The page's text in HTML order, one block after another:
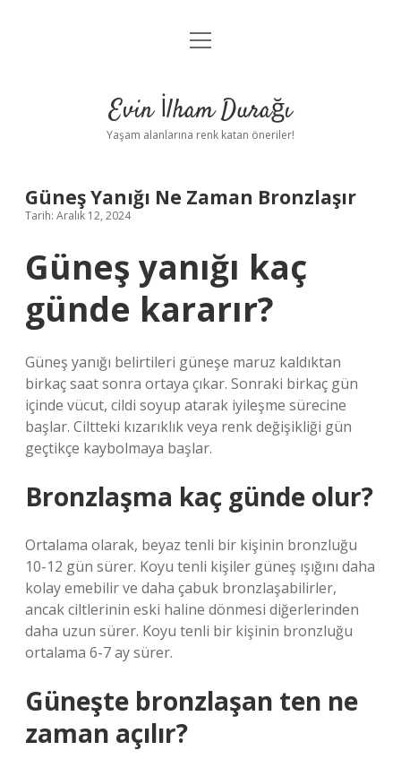
Anasayfa
Yasal Uyarı
menüyü
Evin İlham Durağı
Yaşam alanlarına renk katan öneriler!
Güneş Yanığı Ne Zaman Bronzlaşır
Tarih: Aralık 12, 2024
Güneş yanığı kaç
günde kararır?
Güneş yanığı belirtileri güneşe maruz kaldıktan
birkaç saat sonra ortaya çıkar. Sonraki birkaç gün
içinde vücut, cildi soyup atarak iyileşme sürecine
başlar. Ciltteki kızarıklık veya renk değişikliği gün
geçtikçe kaybolmaya başlar.
Bronzlaşma kaç günde olur?
Ortalama olarak, beyaz tenli bir kişinin bronzluğu
10-12 gün sürer. Koyu tenli kişiler güneş ışığını daha
kolay emebilir ve daha çabuk bronzlaşabilirler,
ancak ciltlerinin eski haline dönmesi diğerlerinden
daha uzun sürer. Koyu tenli bir kişinin bronzluğu
ortalama 6-7 ay sürer.
Güneşte bronzlaşan ten ne
zaman açılır?